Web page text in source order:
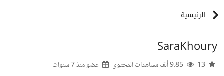
الرئيسية
SaraKhoury
عضو منذ7 سنوات